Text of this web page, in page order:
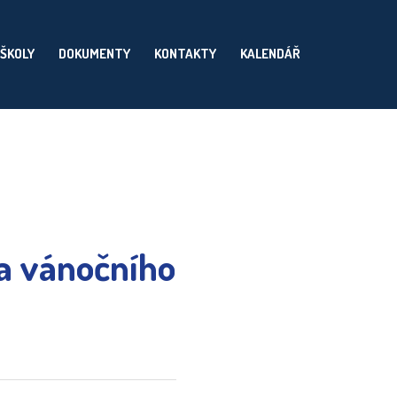
DOKUMENTY KONTAKTY KALENDÁŘ
vánočního